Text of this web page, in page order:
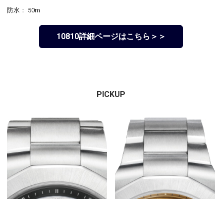
防水： 50m
10810詳細ページはこちら＞＞
PICKUP